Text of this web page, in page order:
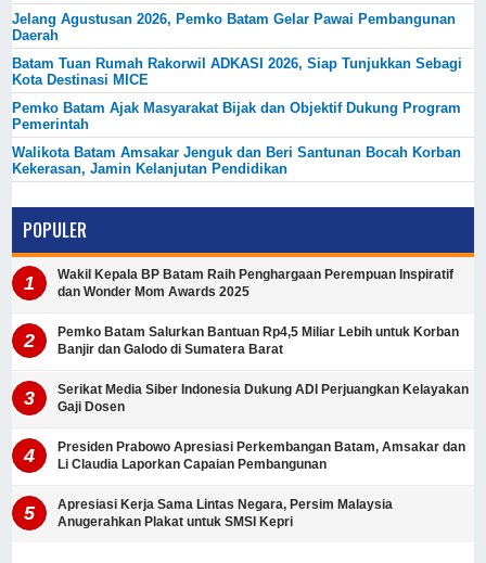
Jelang Agustusan 2026, Pemko Batam Gelar Pawai Pembangunan
Daerah
Batam Tuan Rumah Rakorwil ADKASI 2026, Siap Tunjukkan Sebagi
Kota Destinasi MICE
Pemko Batam Ajak Masyarakat Bijak dan Objektif Dukung Program
Pemerintah
Walikota Batam Amsakar Jenguk dan Beri Santunan Bocah Korban
Kekerasan, Jamin Kelanjutan Pendidikan
POPULER
Wakil Kepala BP Batam Raih Penghargaan Perempuan Inspiratif
dan Wonder Mom Awards 2025
Pemko Batam Salurkan Bantuan Rp4,5 Miliar Lebih untuk Korban
Banjir dan Galodo di Sumatera Barat
Serikat Media Siber Indonesia Dukung ADI Perjuangkan Kelayakan
Gaji Dosen
Presiden Prabowo Apresiasi Perkembangan Batam, Amsakar dan
Li Claudia Laporkan Capaian Pembangunan
Apresiasi Kerja Sama Lintas Negara, Persim Malaysia
Anugerahkan Plakat untuk SMSI Kepri